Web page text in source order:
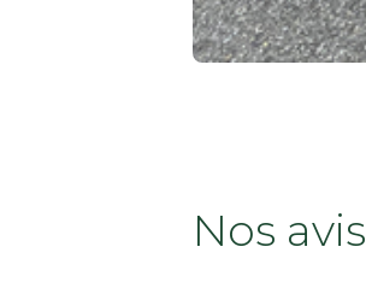
Nos avis